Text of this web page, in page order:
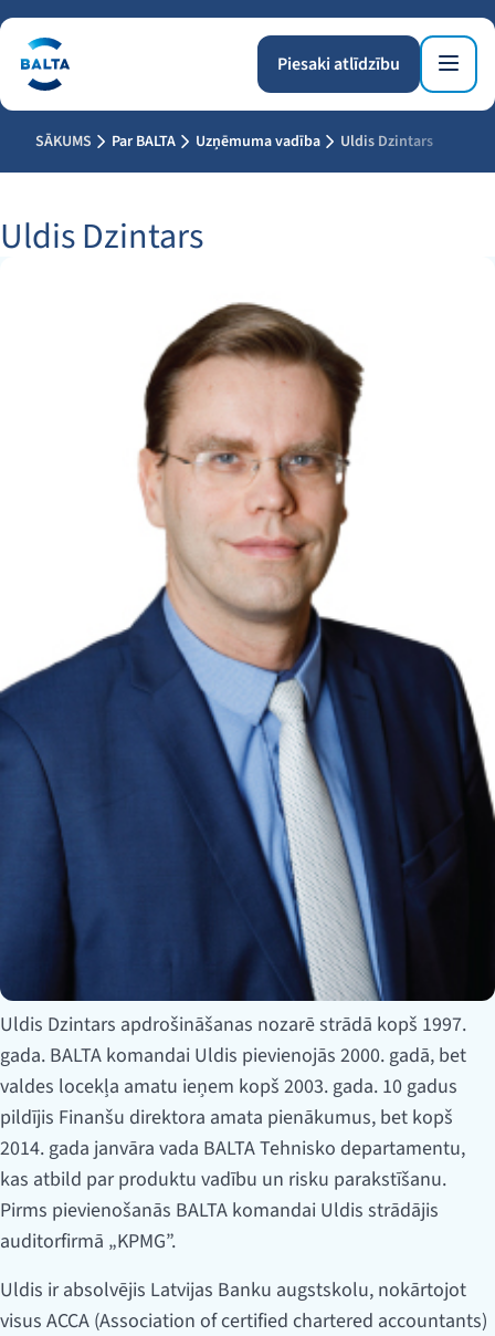
Piesaki atlīdzību
SĀKUMS Par BALTA Uzņēmuma vadība Uldis Dzintars
Uldis Dzintars
Uldis Dzintars apdrošināšanas nozarē strādā kopš 1997.
gada. BALTA komandai Uldis pievienojās 2000. gadā, bet
valdes locekļa amatu ieņem kopš 2003. gada. 10 gadus
pildījis Finanšu direktora amata pienākumus, bet kopš
2014. gada janvāra vada BALTA Tehnisko departamentu,
kas atbild par produktu vadību un risku parakstīšanu.
Pirms pievienošanās BALTA komandai Uldis strādājis
auditorfirmā „KPMG”.
Uldis ir absolvējis Latvijas Banku augstskolu, nokārtojot
visus ACCA (Association of certified chartered accountants)